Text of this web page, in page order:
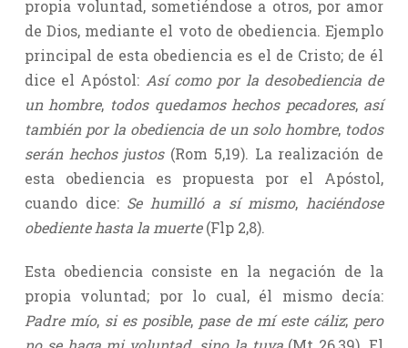
propia voluntad, sometiéndose a otros, por amor
de Dios, mediante el voto de obediencia. Ejemplo
principal de esta obediencia es el de Cristo; de él
dice el Apóstol: Así como por la desobediencia de
un hombre, todos quedamos hechos pecadores,así
también por la obediencia de un solo hombre, todos
serán hechos justos (Rom 5,19). La realización de
esta obediencia es propuesta por el Apóstol,
cuando dice: Se humilló a sí mismo, haciéndose
obediente hasta la muerte(Flp 2,8).
Esta obediencia consiste en la negación de la
propia voluntad; por lo cual, él mismo decía:
Padre mío,si es posible,pase de mí este cáliz; pero